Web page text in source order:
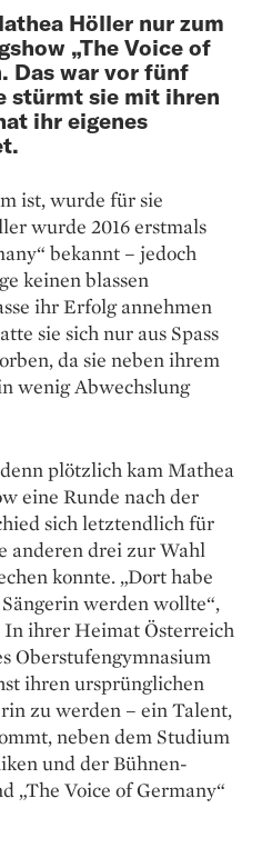
Höller nur zum
„The Voice of
Das war vor fünf
stürmt sie mit ihren
ihr eigenes
ist, wurde für sie
wurde 2016 erstmals
bekannt – jedoch
keinen blassen
ihr Erfolg annehmen
sie sich nur aus Spass
da sie neben ihrem
wenig Abwechslung
plötzlich kam Mathea
eine Runde nach der
sich letztendlich für
anderen drei zur Wahl
konnte. „Dort habe
werden wollte“,
ihrer Heimat Österreich
Oberstufengymnasium
ihren ursprünglichen
zu werden – ein Talent,
neben dem Studium
und der Bühnen­
„The Voice of Germany“